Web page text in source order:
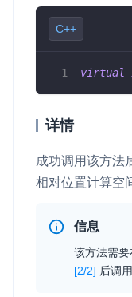
C++
virtual
详情
成功调用该方法
相对位置计算空
信息
该方法需要
[2/2] 后调用